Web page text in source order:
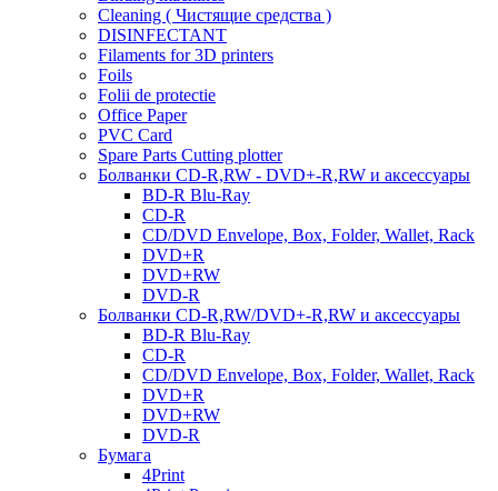
Cleaning ( Чистящие средства )
DISINFECTANT
Filaments for 3D printers
Foils
Folii de protectie
Office Paper
PVC Card
Spare Parts Cutting plotter
Болванки CD-R,RW - DVD+-R,RW и аксессуары
BD-R Blu-Ray
CD-R
CD/DVD Envelope, Box, Folder, Wallet, Rack
DVD+R
DVD+RW
DVD-R
Болванки CD-R,RW/DVD+-R,RW и аксессуары
BD-R Blu-Ray
CD-R
CD/DVD Envelope, Box, Folder, Wallet, Rack
DVD+R
DVD+RW
DVD-R
Бумага
4Print